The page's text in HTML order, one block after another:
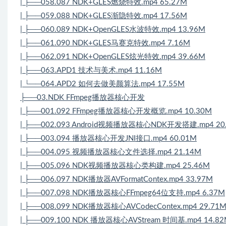
| ├──058.087 NDK+GLES燃烧特效.mp4 65.27M
| ├──059.088 NDK+GLES渐隐特效.mp4 17.56M
| ├──060.089 NDK+OpenGLES水波特效.mp4 13.96M
| ├──061.090 NDK+GLES马赛克特效.mp4 7.16M
| ├──062.091 NDK+OpenGLES炫光特效.mp4 39.66M
| ├──063.APD1 技术与美术.mp4 11.16M
| └──064.APD2 如何去做美颜算法.mp4 17.55M
├──03.NDK FFmpeg播放器核心开发
| ├──001.092 FFmpeg播放器核心开发概览.mp4 10.30M
| ├──002.093 Android视频播放器核心NDK开发搭建.mp4
| ├──003.094 播放器核心开发JNI接口.mp4 60.01M
| ├──004.095 视频播放器核心文件选择.mp4 21.14M
| ├──005.096 NDK视频播放器核心类构建.mp4 25.46M
| ├──006.097 NDK播放器AVFormatContex.mp4 33.97M
| ├──007.098 NDK播放器核心FFmpeg64位支持.mp4 6.37M
| ├──008.099 NDK播放器核心AVCodecContex.mp4 29.71M
| ├──009.100 NDK 播放器核心AVStream 时间基.mp4